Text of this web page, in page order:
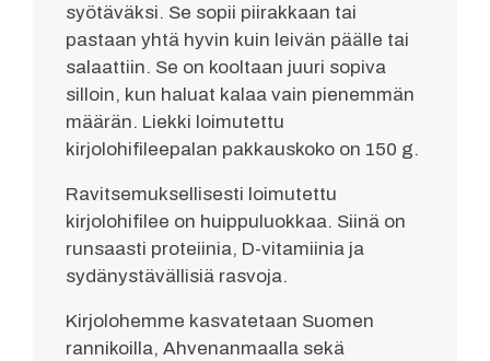
syötäväksi. Se sopii piirakkaan tai
pastaan yhtä hyvin kuin leivän päälle tai
salaattiin. Se on kooltaan juuri sopiva
silloin, kun haluat kalaa vain pienemmän
määrän. Liekki loimutettu
kirjolohifileepalan pakkauskoko on 150 g.
Ravitsemuksellisesti loimutettu
kirjolohifilee on huippuluokkaa. Siinä on
runsaasti proteiinia, D-vitamiinia ja
sydänystävällisiä rasvoja.
Kirjolohemme kasvatetaan Suomen
rannikoilla, Ahvenanmaalla sekä